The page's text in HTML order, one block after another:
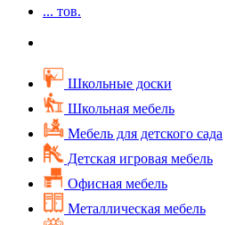
... тов.
Школьные доски
Школьная мебель
Мебель для детского сада
Детская игровая мебель
Офисная мебель
Металлическая мебель